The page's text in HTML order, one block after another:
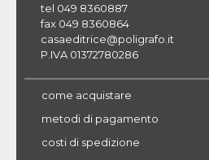
tel 049 8360887
fax 049 8360864
casaeditrice@poligrafo.it
P.IVA 01372780286
come acquistare
metodi di pagamento
costi di spedizione